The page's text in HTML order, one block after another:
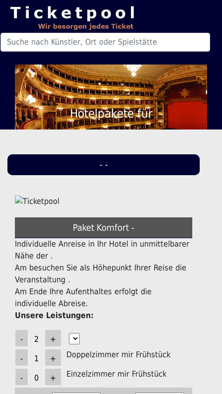
Hotelpakete für
- -
Paket Komfort -
Individuelle Anreise in Ihr Hotel in unmittelbarer
Nähe der .
Am besuchen Sie als Höhepunkt Ihrer Reise die
Veranstaltung .
Am Ende Ihre Aufenthaltes erfolgt die
individuelle Abreise.
Unsere Leistungen:
Doppelzimmer mir Frühstück
Einzelzimmer mir Frühstück